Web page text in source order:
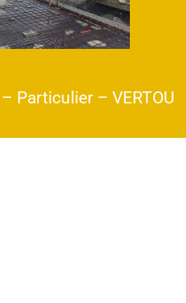
Particulier – VERTOU